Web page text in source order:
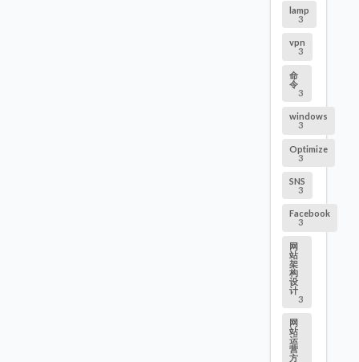
lamp
3
vpn
3
命
令
3
windows
3
Optimize
3
SNS
3
Facebook
3
网
站
架
构
设
计
3
网
站
运
营
方